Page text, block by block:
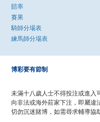
賠率
賽果
騎師分場表
練馬師分場表
博彩要有節制
未滿十八歲人士不得投注或進入
向非法或海外莊家下注，即屬違
切勿沉迷賭博，如需尋求輔導協